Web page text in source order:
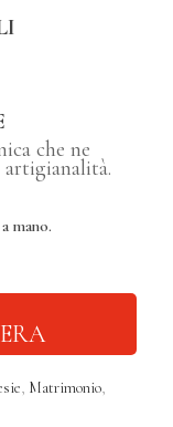
che ne
mano.
, Matrimonio,